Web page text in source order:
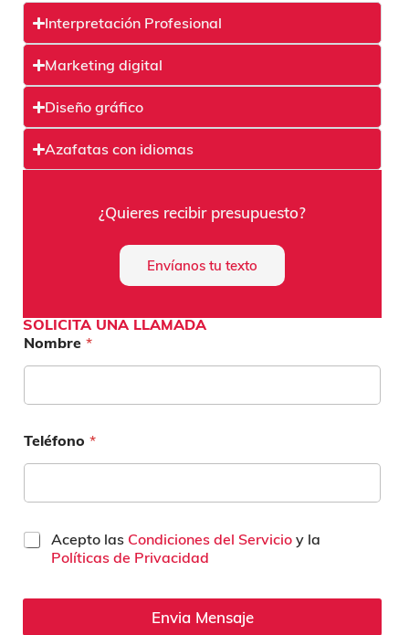
Interpretación Profesional
Marketing digital
Diseño gráfico
Azafatas con idiomas
¿Quieres recibir presupuesto?
Envíanos tu texto
SOLICITA UNA LLAMADA
Nombre *
Teléfono *
C
Acepto las Condiciones del Servicio y la
Políticas de Privacidad
Envia Mensaje